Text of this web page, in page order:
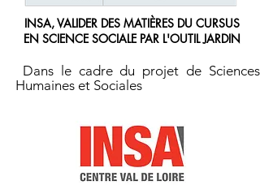
INSA, VALIDER DES MATIÈRES DU CURSUS
EN SCIENCE SOCIALE PAR L'OUTIL JARDIN
Dans le cadre du projet de Sciences
Humaines et Sociales